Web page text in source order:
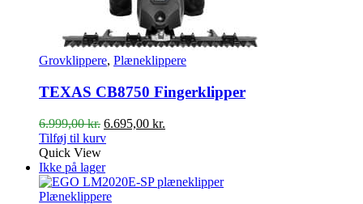
Grovklippere, Plæneklippere
TEXAS CB8750 Fingerklipper
6.999,00kr. Den
oprindelige
var:
6.999,00 kr..
6.695,00 kr.
6.695,00 kr..
Tilføj til kurv
Quick View
Ikke på lager
Plæneklippere